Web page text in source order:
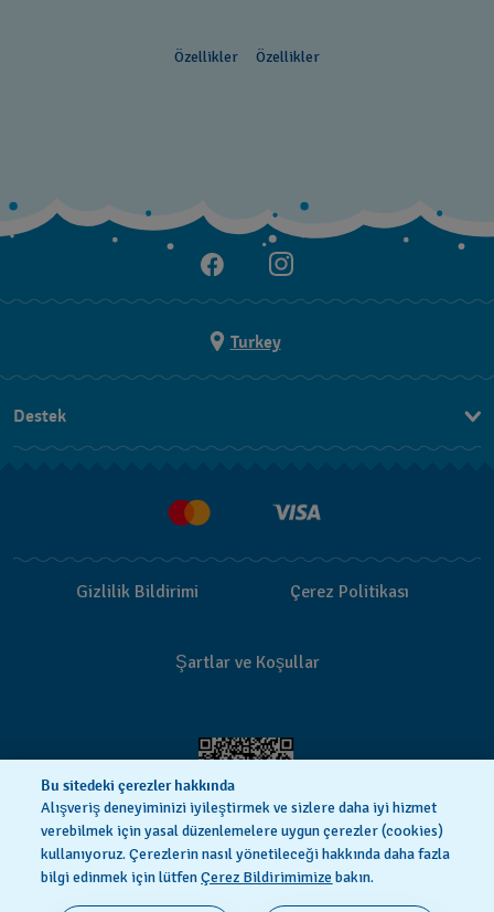
Özellikler Özellikler
Turkey
Destek
Gizlilik Bildirimi Çerez Politikası
Şartlar ve Koşullar
Bu sitedeki çerezler hakkında
Alışveriş deneyiminizi iyileştirmek ve sizlere daha iyi hizmet
verebilmek için yasal düzenlemelere uygun çerezler (cookies)
kullanıyoruz. Çerezlerin nasıl yönetileceği hakkında daha fazla
bilgi edinmek için lütfenÇerez Bildirimimize bakın.